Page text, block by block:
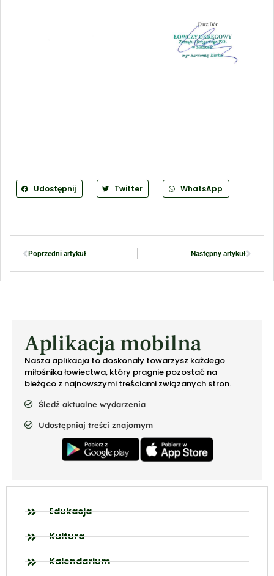
Udostępnij Twitter WhatsApp
Poprzedni artykuł Następny artykuł
Aplikacja mobilna
Nasza aplikacja to doskonały towarzysz każdego
miłośnika łowiectwa, który pragnie pozostać na
bieżąco z najnowszymi treściami związanych stron.
Śledź aktualne wydarzenia
Udostępniaj treści znajomym
Edukacja
Kultura
Kalendarium